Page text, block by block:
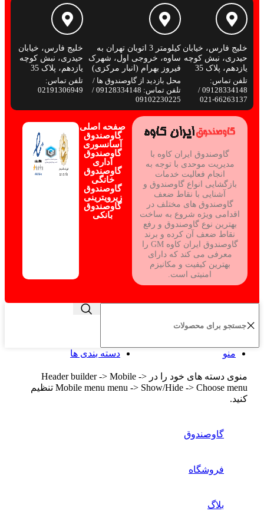
خلیج فارس، خیابان
حیدری، نبش کوچه
یازدهم، پلاک 35
تلفن تماس:
09128334148 /
66263137-021
کیلومتر 3 اتوبان تهران به
ساوه، خروجی اول، شهرک
فیروز بهرام (انبار مرکزی)
محل بازدید از گاوصندوق ها /
تلفن تماس: 09128334148 /
09102230225
خلیج فارس، خیابان
حیدری، نبش کوچه
یازدهم، پلاک 35
تلفن تماس:
02191306949
گاوصندوق ایران کاوه با
مدیریت موحدی با توجه به
انجام فعالیت خدمات
بازگشایی انواع گاوصندوق و
آشنایی با نقاط ضعف
گاوصندوق های مختلف در
اقدامی ویژه شروع به ساخت
بهترین نوع گاوصندوق و رفع
نقاط ضعف آن کرده و برند
گاوصندوق ایران کاوه GM را
معرفی می کند که دارای
بهترین کیفیت و مکانیزم
امنیتی است.
صفحه اصلی
گاوصندوق
آسانسوری
گاوصندوق
اداری
گاوصندوق
خانگی
گاوصندوق
زیرویترینی
گاوصندوق
بانکی
منو دسته بندی ها
منوی دسته های خود را در Header builder -> Mobile ->
Mobile menu menu -> Show/Hide -> Choose menu تنظیم
کنید.
گاوصندوق
فروشگاه
بلاگ